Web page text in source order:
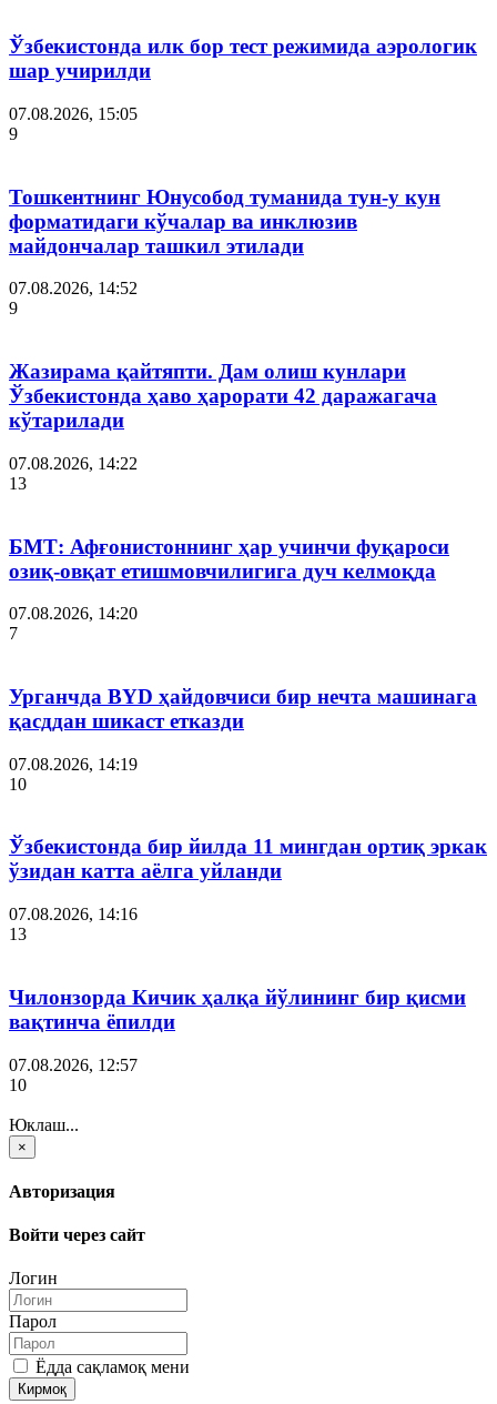
Ўзбекистонда илк бор тест режимида аэрологик
шар учирилди
07.08.2026, 15:05
9
Тошкентнинг Юнусобод туманида тун-у кун
форматидаги кўчалар ва инклюзив
майдончалар ташкил этилади
07.08.2026, 14:52
9
Жазирама қайтяпти. Дам олиш кунлари
Ўзбекистонда ҳаво ҳарорати 42 даражагача
кўтарилади
07.08.2026, 14:22
13
БМТ: Афғонистоннинг ҳар учинчи фуқароси
озиқ-овқат етишмовчилигига дуч келмоқда
07.08.2026, 14:20
7
Урганчда BYD ҳайдовчиси бир нечта машинага
қасддан шикаст етказди
07.08.2026, 14:19
10
Ўзбекистонда бир йилда 11 мингдан ортиқ эркак
ўзидан катта аёлга уйланди
07.08.2026, 14:16
13
Чилонзорда Кичик ҳалқа йўлининг бир қисми
вақтинча ёпилди
07.08.2026, 12:57
10
Юклаш...
×
Авторизация
Войти через сайт
Логин
Парол
Ёдда сақламоқ мени